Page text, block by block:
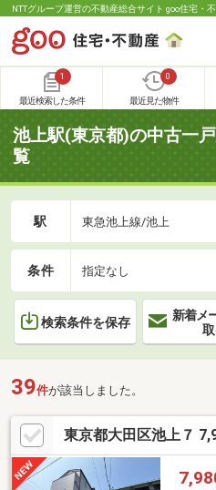
NTTグループ運営の不動産総合サイト goo住宅・
1
最近検索した条件
0
最近見た物件
池上駅(東京都)の中古一
覧
駅 東急池上線/池上
条件 指定なし
検索条件を保存
新着メ
39件が該当しました。
東京都大田区池上７